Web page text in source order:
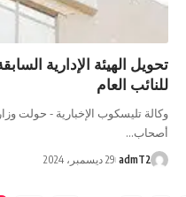
الهيئة الإدارية السابقة
العام
تليسكوب الإخبارية - حولت وزارة العم
admT2 29 ديسمبر، 2024